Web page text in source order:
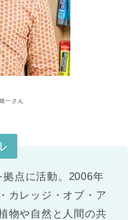
一さん
点に活動。2006年
カレッジ・オブ・ア
物や自然と人間の共